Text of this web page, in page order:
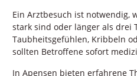
Ein Arztbesuch ist notwendig,
stark sind oder länger als drei
Taubheitsgefühlen, Kribbeln
sollten Betroffene sofort
In Apensen bieten erfahrene